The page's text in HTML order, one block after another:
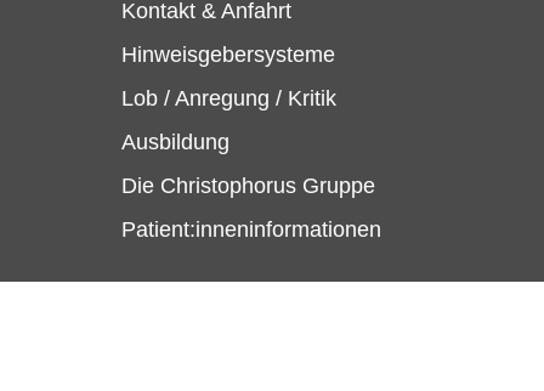
Kontakt & Anfahrt
Hinweisgebersysteme
Lob / Anregung / Kritik
Ausbildung
Die Christophorus Gruppe
Patient:inneninformationen